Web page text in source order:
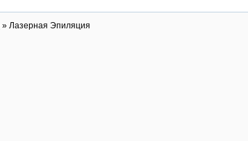
» Лазерная Эпиляция